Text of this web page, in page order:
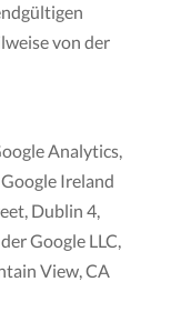
von der
Analytics,
Ireland
Dublin 4,
Google LLC,
View, CA